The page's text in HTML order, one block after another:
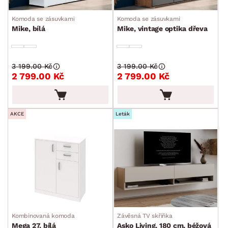
Šuplíkové komody
Dvířkové komody
Kombinované komody
Peřiňáky
Úložné kontejnery
Přebalovací pulty
Bytové doplňky
Sedací soupravy a pohovky
Sestavy a stěny
Drobný nábytek
Spotřebiče
ROZMĚRY
Komoda se zásuvkami
Mike, bílá
2 799.00 Kč
3 199.00 Kč
Komoda se zásuvkami
Mike, vintage optika dřeva
2 799.00 Kč
3 199.00 Kč
AKCE
Kombinovaná komoda
Mega 27, bílá
Leták
Závěsná TV skříňka
Asko Living, 180 cm, béžová